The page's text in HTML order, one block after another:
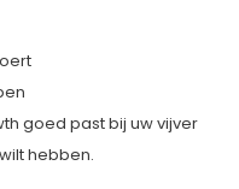
goed past bij uw vijver
hebben.